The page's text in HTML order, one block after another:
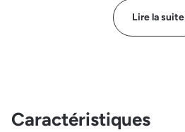
Lire la suite
Caractéristiques